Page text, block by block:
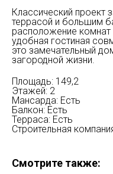
Классический проект
террасой и большим
расположение
удобная гостиная
это замечательный
загородной жизни.
Площадь: 149,2
Этажей: 2
Мансарда: Есть
Балкон: Есть
Терраса: Есть
Строительная
Смотрите также: